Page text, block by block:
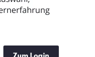
Zum Login